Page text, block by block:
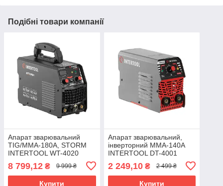
Подібні товари компанії
Апарат зварювальний
TIG/MMA-180A, STORM
INTERTOOL WT-4020
8 799,12 ₴ 9 999 ₴
Купити
Апарат зварювальний,
інверторний MMA-140А
INTERTOOL DT-4001
2 249,10₴ 2 499 ₴
Купити